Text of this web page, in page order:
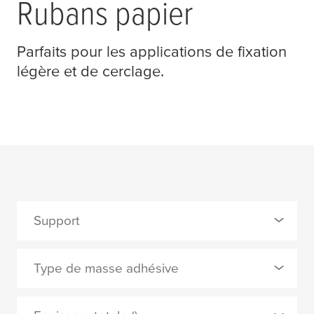
Rubans papier
Parfaits pour les applications de fixation
légère et de cerclage.
Support
0 Selected
Type de masse adhésive
0 Selected